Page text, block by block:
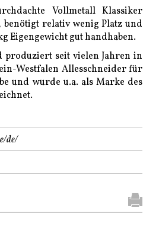
Vollmetall Klassiker
benötigt relativ wenig Platz und
Eigengewicht gut handhaben.
produziert seit vielen Jahren in
Westfalen Allesschneider für
und wurde u.a. als Marke des
de/